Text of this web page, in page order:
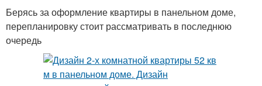
Берясь за оформление квартиры в панельном доме,
перепланировку стоит рассматривать в последнюю
очередь